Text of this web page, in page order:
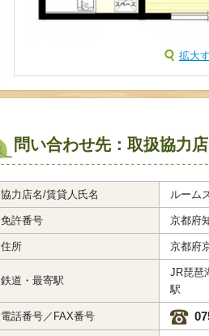
拡大
問い合わせ先：取扱協力
協力店名/賃貸人氏名 ルーム
免許番号 京都府
住所 京都府
鉄道・最寄駅
JR琵琶
駅
電話番号／FAX番号